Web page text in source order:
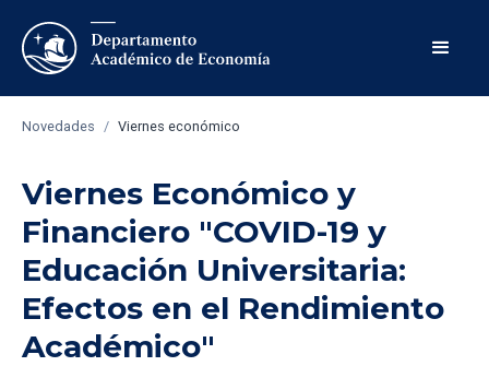
Novedades / Viernes económico
Viernes Económico y
Financiero "COVID-19 y
Educación Universitaria:
Efectos en el Rendimiento
Académico"